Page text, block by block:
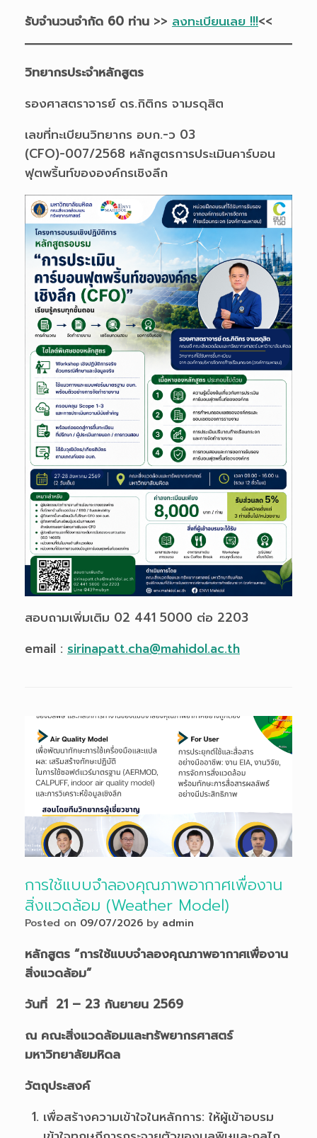
รับจำนวนจำกัด 60 ท่าน >> ลงทะเบียนเลย !!!<<
วิทยากรประจำหลักสูตร
รองศาสตราจารย์ ดร.กิติกร จามรดุสิต
เลขที่ทะเบียนวิทยากร อบก.-ว 03
(CFO)-007/2568 หลักสูตรการประเมินคาร์บอน
ฟุตพริ้นท์ขององค์กรเชิงลึก
สอบถามเพิ่มเติม 02 441 5000 ต่อ 2203
email : sirinapatt.cha@mahidol.ac.th
การใช้แบบจำลองคุณภาพอากาศเพื่องาน
สิ่งแวดล้อม (Weather Model)
Posted on 09/07/2026 by admin
หลักสูตร “การใช้แบบจำลองคุณภาพอากาศเพื่องาน
สิ่งแวดล้อม”
วันที่ 21 – 23 กันยายน 2569
ณ คณะสิ่งแวดล้อมและทรัพยากรศาสตร์
มหาวิทยาลัยมหิดล
วัตถุประสงค์
เพื่อสร้างความเข้าใจในหลักการ: ให้ผู้เข้าอบรม